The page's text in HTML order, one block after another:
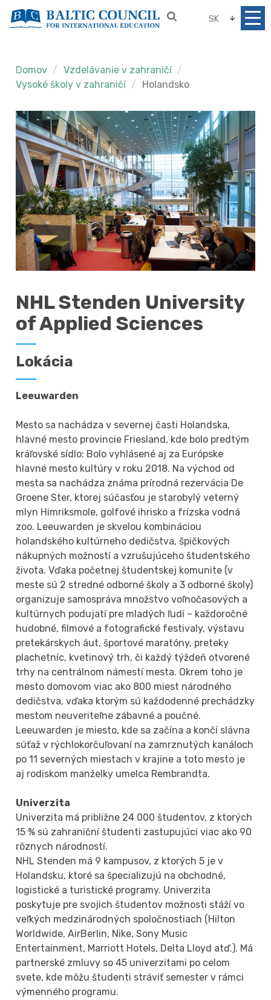
SK
Domov
Vzdelávanie v zahraničí
Vysoké školy v zahraničí
Holandsko
NHL Stenden University
of Applied Sciences
Lokácia
Leeuwarden
Mesto sa nachádza v severnej časti Holandska,
hlavné mesto provincie Friesland, kde bolo predtým
kráľovské sídlo; Bolo vyhlásené aj za Európske
hlavné mesto kultúry v roku 2018. Na východ od
mesta sa nachádza známa prírodná rezervácia De
Groene Ster, ktorej súčasťou je starobylý veterný
mlyn Himriksmole, golfové ihrisko a frízska vodná
zoo. Leeuwarden je skvelou kombináciou
holandského kultúrneho dedičstva, špičkových
nákupných možností a vzrušujúceho študentského
života. Vďaka početnej študentskej komunite (v
meste sú 2 stredné odborné školy a 3 odborné školy)
organizuje samospráva množstvo voľnočasových a
kultúrnych podujatí pre mladých ľudí – každoročné
hudobné, filmové a fotografické festivaly, výstavu
pretekárskych áut, športové maratóny, preteky
plachetníc, kvetinový trh, či každý týždeň otvorené
trhy na centrálnom námestí mesta. Okrem toho je
mesto domovom viac ako 800 miest národného
dedičstva, vďaka ktorým sú každodenné prechádzky
mestom neuveriteľne zábavné a poučné.
Leeuwarden je miesto, kde sa začína a končí slávna
súťaž v rýchlokorčuľovaní na zamrznutých kanáloch
po 11 severných miestach v krajine a toto mesto je
aj rodiskom manželky umelca Rembrandta.
Univerzita
Univerzita má približne 24 000 študentov, z ktorých
15 % sú zahraniční študenti zastupujúci viac ako 90
rôznych národností.
NHL Stenden má 9 kampusov, z ktorých 5 je v
Holandsku, ktoré sa špecializujú na obchodné,
logistické a turistické programy. Univerzita
poskytuje pre svojich študentov možnosti stáží vo
veľkých medzinárodných spoločnostiach (Hilton
Worldwide, AirBerlin, Nike, Sony Music
Entertainment, Marriott Hotels, Delta Lloyd atď.). Má
partnerské zmluvy so 45 univerzitami po celom
svete, kde môžu študenti stráviť semester v rámci
výmenného programu.